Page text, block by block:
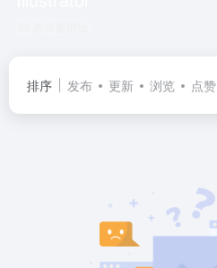
排序 发布 更新 浏览 点赞